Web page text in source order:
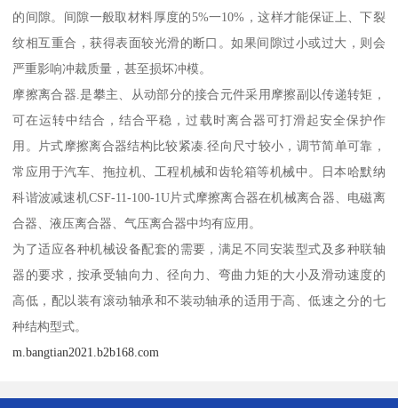
的间隙。间隙一般取材料厚度的5%一10%，这样才能保证上、下裂
纹相互重合，获得表面较光滑的断口。如果间隙过小或过大，则会
严重影响冲裁质量，甚至损坏冲模。
摩擦离合器.是攀主、从动部分的接合元件采用摩擦副以传递转矩，
可在运转中结合，结合平稳，过载时离合器可打滑起安全保护作
用。片式摩擦离合器结构比较紧凑.径向尺寸较小，调节简单可靠，
常应用于汽车、拖拉机、工程机械和齿轮箱等机械中。日本哈默纳
科谐波减速机CSF-11-100-1U片式摩擦离合器在机械离合器、电磁离
合器、液压离合器、气压离合器中均有应用。
为了适应各种机械设备配套的需要，满足不同安装型式及多种联轴
器的要求，按承受轴向力、径向力、弯曲力矩的大小及滑动速度的
高低，配以装有滚动轴承和不装动轴承的适用于高、低速之分的七
种结构型式。
m.bangtian2021.b2b168.com